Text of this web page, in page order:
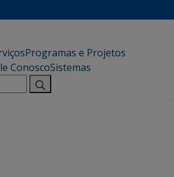
Programas e Projetos
ConoscoSistemas